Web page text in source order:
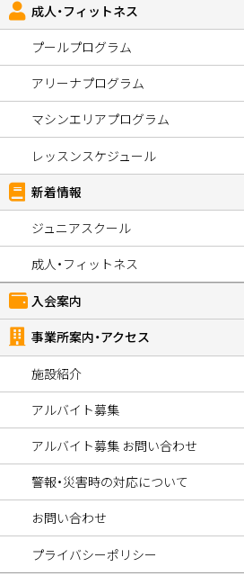
成人・フィットネス
プールプログラム
アリーナプログラム
マシンエリアプログラム
レッスンスケジュール
新着情報
ジュニアスクール
成人・フィットネス
入会案内
事業所案内・アクセス
施設紹介
アルバイト募集
アルバイト募集 お問い合わせ
警報・災害時の対応について
お問い合わせ
プライバシーポリシー